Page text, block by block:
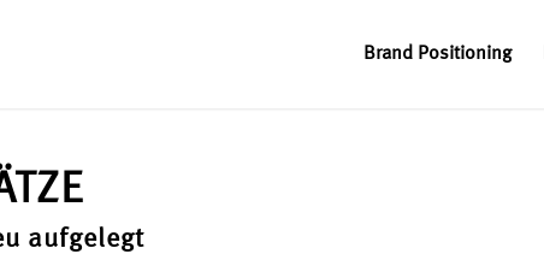
Brand Positioning
aufgelegt